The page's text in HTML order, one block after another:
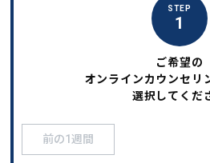
STEP
1
ご希望の
オンラインカウンセリ
選択してくだ
前の1週間